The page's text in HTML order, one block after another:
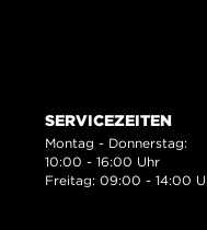
SERVICEZEITEN
Montag - Donnerstag:
10:00 - 16:00 Uhr
Freitag: 09:00 - 14:00